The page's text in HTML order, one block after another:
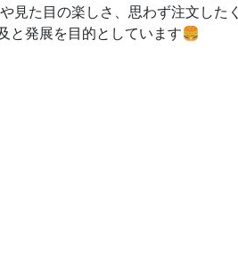
た目の楽しさ、思わず注文したく
と発展を目的としています🍔